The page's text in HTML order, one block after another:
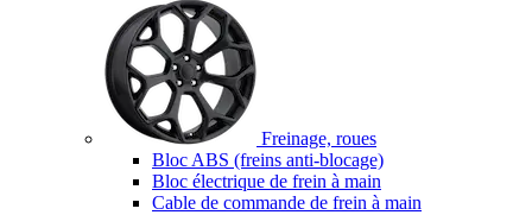
Freinage, roues
Bloc ABS (freins anti-blocage)
Bloc électrique de frein à main
Cable de commande de frein à main